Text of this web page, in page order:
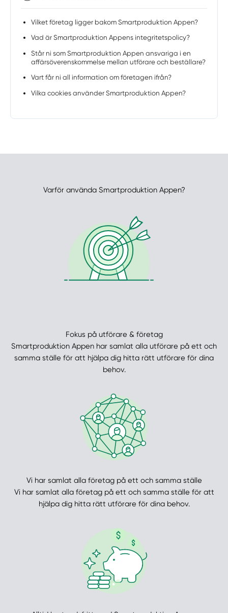
Vilket företag ligger bakom Smartproduktion Appen?
Vad är Smartproduktion Appens integritetspolicy?
Står ni som Smartproduktion Appen ansvariga i en
affärsöverenskommelse mellan utförare och beställare?
Vart får ni all information om företagen ifrån?
Vilka cookies använder Smartproduktion Appen?
Varför använda Smartproduktion Appen?
Fokus på utförare & företag
Smartproduktion Appen har samlat alla utförare på ett och
samma ställe för att hjälpa dig hitta rätt utförare för dina
behov.
Vi har samlat alla företag på ett och samma ställe
Vi har samlat alla företag på ett och samma ställe för att
hjälpa dig hitta rätt utförare för dina behov.